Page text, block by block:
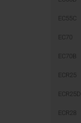
EC55C
EC70
EC70B
ECR25
ECR25D
ECR28